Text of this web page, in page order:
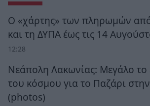
Ο «χάρτης» των πληρωμών
και τη ΔΥΠΑ έως τις 14
12:28
Νεάπολη Λακωνίας: Μεγάλο το
του κόσμου για το Παζάρι
(photos)